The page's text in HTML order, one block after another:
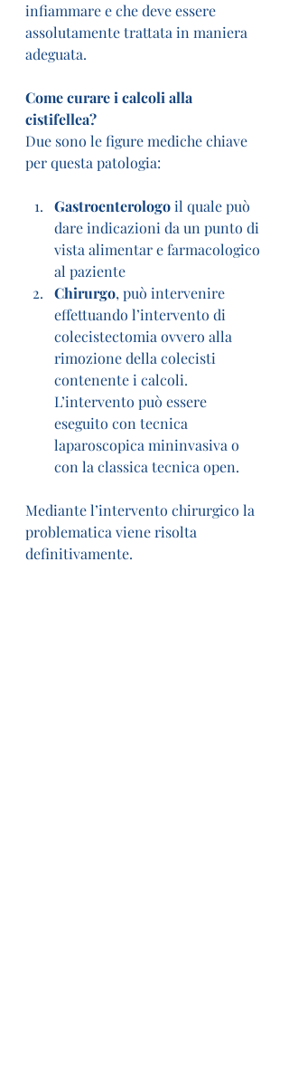
infiammare e che deve essere
assolutamente trattata in maniera
adeguata.
Come curare i calcoli alla
cistifellea?
Due sono le figure mediche chiave
per questa patologia:
Gastroenterologo il quale può
dare indicazioni da un punto di
vista alimentar e farmacologico
al paziente
Chirurgo, può intervenire
effettuando l’intervento di
colecistectomia ovvero alla
rimozione della colecisti
contenente i calcoli.
L’intervento può essere
eseguito con tecnica
laparoscopica mininvasiva o
con la classica tecnica open.
Mediante l’intervento chirurgico la
problematica viene risolta
definitivamente.